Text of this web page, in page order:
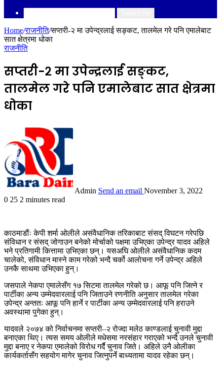
Home/राजनीति/सप्तरी-२ मा उपेन्द्रलाई सङ्कट, तालमेल गरे पनि एमालेबाट
सात क्षेत्रमा धोका
राजनीति
सप्तरी-२ मा उपेन्द्रलाई सङ्कट,
तालमेल गरे पनि एमालेबाट सात क्षेत्रमा
धोका
Admin Send an email November 3, 2022
0 25 2 minutes read
काठमाडौंः केपी शर्मा ओलीले असंवैधानिक तरिकाबाट संसद् विघटन गरेपछि
संविधान र संसद् जोगाउन बनेको मोर्चाको पक्षमा उभिएका उपेन्द्र यादव अहिले
भने प्रतिगामी कित्तामा उभिएका छन्। यसअघि ओलीले असंवैधानिक कदम
चालेको, संविधान मास्ने काम गरेको भन्दै चर्को आलोचना गर्ने उपेन्द्र अहिले
उनकै साथमा उभिएका हुन्।
जसपाले नेकपा एमालेसँग १७ सिटमा तालमेल गरेको छ। आफू पनि जित्ने र
पार्टीका अन्य उम्मेदवारलाई पनि जिताउने रणनीति अनुसार तालमेल गरेका
उपेन्द्र अन्ततः आफू पनि हार्ने र पार्टीका अन्य उम्मेदवारलाई पनि हराउने
अवस्थामा पुगेका हुन्।
यादवले २०७४ को निर्वाचनमा सप्तरी–२ रोज्दा मलेठ काण्डलाई चुनावी मुद्दा
बनाएका थिए। त्यस समय ओलीले मधेसमा नरसंहार गराएको भन्दै उनले चुनावी
मुद्दा बनाए र नेकपा एमालेको विरोध गर्दै चुनाव जिते। अहिले उनै ओलीका
कार्यकर्तासँग सहयोग मागेर चुनाव जित्नुपर्ने बाध्यतामा यादव रहेका छन्।